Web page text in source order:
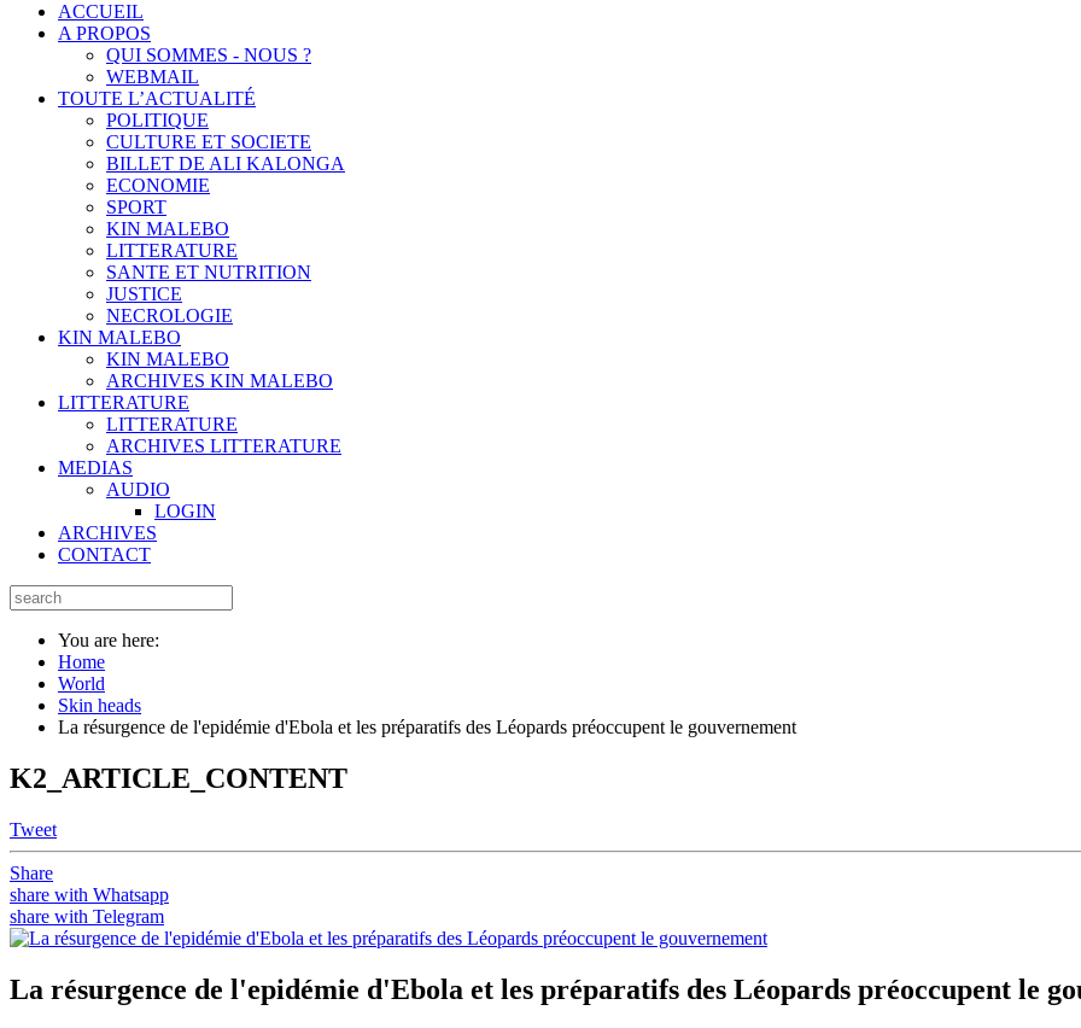
ACCUEIL
A PROPOS
QUI SOMMES - NOUS ?
WEBMAIL
TOUTE L’ACTUALITÉ
POLITIQUE
CULTURE ET SOCIETE
BILLET DE ALI KALONGA
ECONOMIE
SPORT
KIN MALEBO
LITTERATURE
SANTE ET NUTRITION
JUSTICE
NECROLOGIE
KIN MALEBO
KIN MALEBO
ARCHIVES KIN MALEBO
LITTERATURE
LITTERATURE
ARCHIVES LITTERATURE
MEDIAS
AUDIO
LOGIN
ARCHIVES
CONTACT
You are here:
Home
World
Skin heads
La résurgence de l'epidémie d'Ebola et les préparatifs des Léopards préoccupent le gouvernement
K2_ARTICLE_CONTENT
Tweet
Share
share with Whatsapp
share with Telegram
La résurgence de l'epidémie d'Ebola et les préparatifs des Léopards préoccupent le